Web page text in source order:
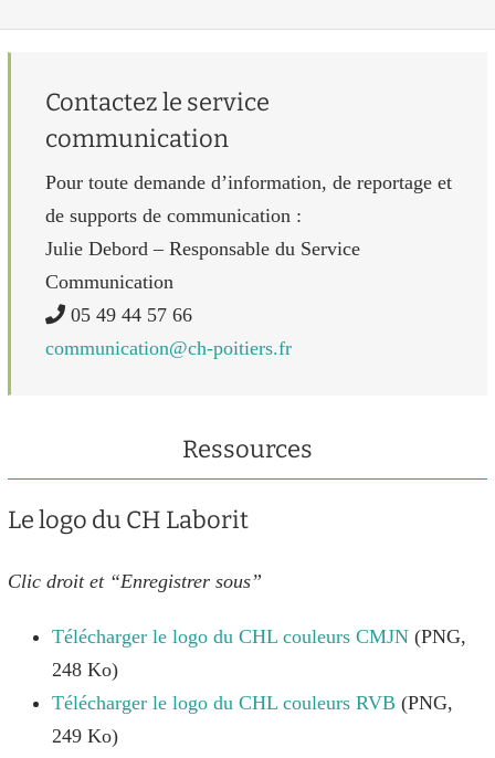
Contactez le service
communication
Pour toute demande d’information, de reportage et
de supports de communication :
Julie Debord – Responsable du Service
Communication
05 49 44 57 66
communication@ch-poitiers.fr
Ressources
Le logo du CH Laborit
Clic droit et “Enregistrer sous”
Télécharger le logo du CHL couleurs CMJN (PNG,
248 Ko)
Télécharger le logo du CHL couleurs RVB (PNG,
249 Ko)